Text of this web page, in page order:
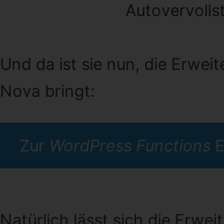
Und da ist sie nun, die
Nova bringt:
Zur WordPress Functions
Natürlich lässt sich die